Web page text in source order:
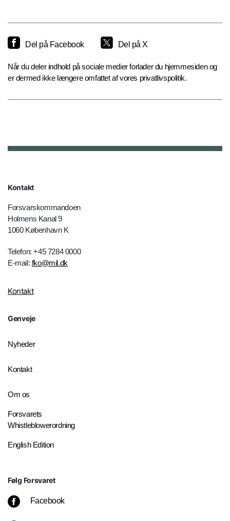
Del på Facebook Del på X
Når du deler indhold på sociale medier forlader du hjemmesiden og
er dermed ikke længere omfattet af vores privatlivspolitik.
Kontakt
Forsvarskommandoen
Holmens Kanal 9
1060 København K
Telefon: +45 7284 0000
E-mail: fko@mil.dk
Kontakt
Genveje
Nyheder
Kontakt
Om os
Forsvarets
Whistleblowerordning
English Edition
Følg Forsvaret
Facebook